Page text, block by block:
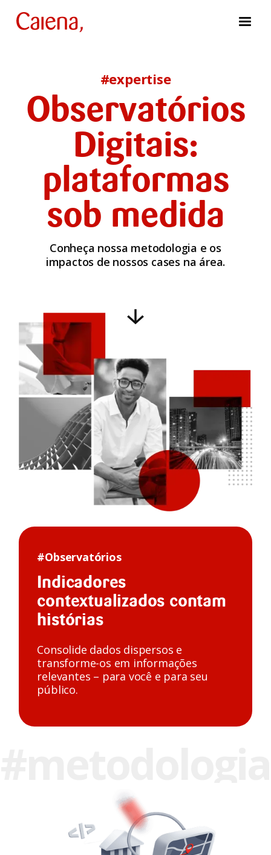
#expertise
Observatórios
Digitais:
plataformas
sob medida
Conheça nossa metodologia e os
impactos de nossos cases na área.
#Observatórios
Indicadores
contextualizados contam
histórias
Consolide dados dispersos e
transforme-os em informações
relevantes – para você e para seu
público.